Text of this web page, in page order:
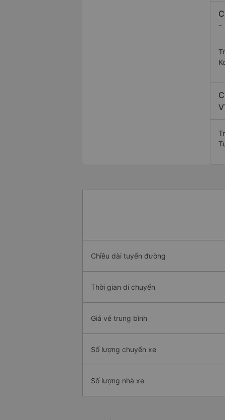
-
Chiều dài tuyến đường
Thời gian di chuyển
Giá vé trung bình
Số lượng chuyến xe
Số lượng nhà xe